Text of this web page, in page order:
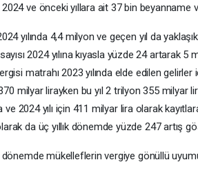
2024 ve önceki yıllara ait 37 bin beyanname
yılında 4,4 milyon ve geçen yıl da
2024 yılına kıyasla yüzde 24 artarak
matrahı 2023 yılında elde edilen gelirler
milyar lirayken bu yıl 2 trilyon 355 milyar
ve 2024 yılı için 411 milyar lira olarak
da üç yıllık dönemde yüzde 247 artış
dönemde mükelleflerin vergiye gönüllü